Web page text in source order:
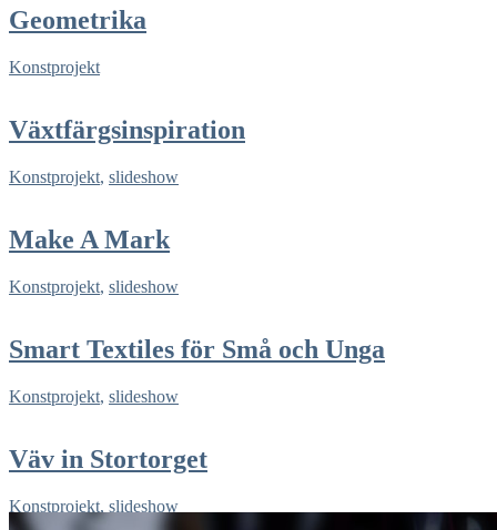
Geometrika
Konstprojekt
Växtfärgsinspiration
Konstprojekt, slideshow
Make A Mark
Konstprojekt, slideshow
Smart Textiles för Små och Unga
Konstprojekt, slideshow
Väv in Stortorget
Konstprojekt, slideshow